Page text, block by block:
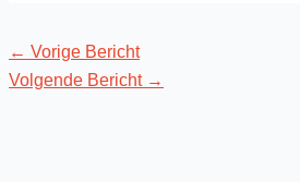
← Vorige Bericht
Volgende Bericht →